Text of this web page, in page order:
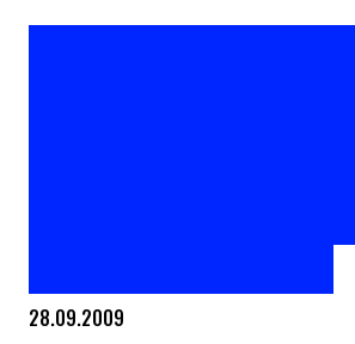
28.09.2009